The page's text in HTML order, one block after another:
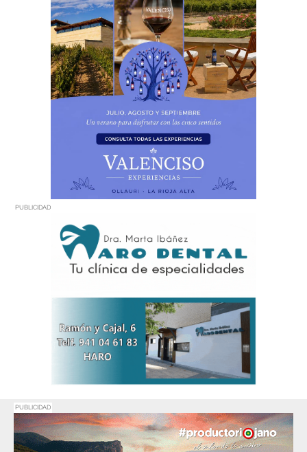
PUBLICIDAD
PUBLICIDAD